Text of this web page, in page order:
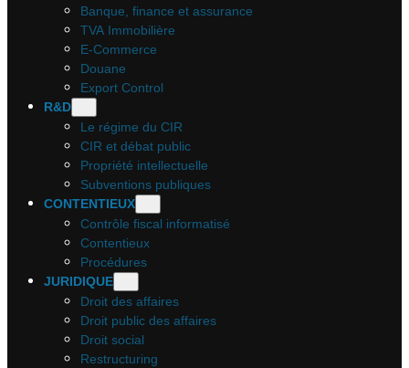
Banque, finance et assurance
TVA Immobilière
E-Commerce
Douane
Export Control
R&D
Le régime du CIR
CIR et débat public
Propriété intellectuelle
Subventions publiques
CONTENTIEUX
Contrôle fiscal informatisé
Contentieux
Procédures
JURIDIQUE
Droit des affaires
Droit public des affaires
Droit social
Restructuring